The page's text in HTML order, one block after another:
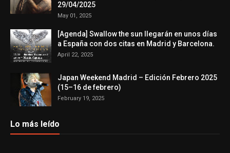
29/04/2025
May 01, 2025
[Agenda] Swallow the sun llegarán en unos días
a España con dos citas en Madrid y Barcelona.
April 22, 2025
Japan Weekend Madrid – Edición Febrero 2025
(15–16 de febrero)
February 19, 2025
Lo más leído